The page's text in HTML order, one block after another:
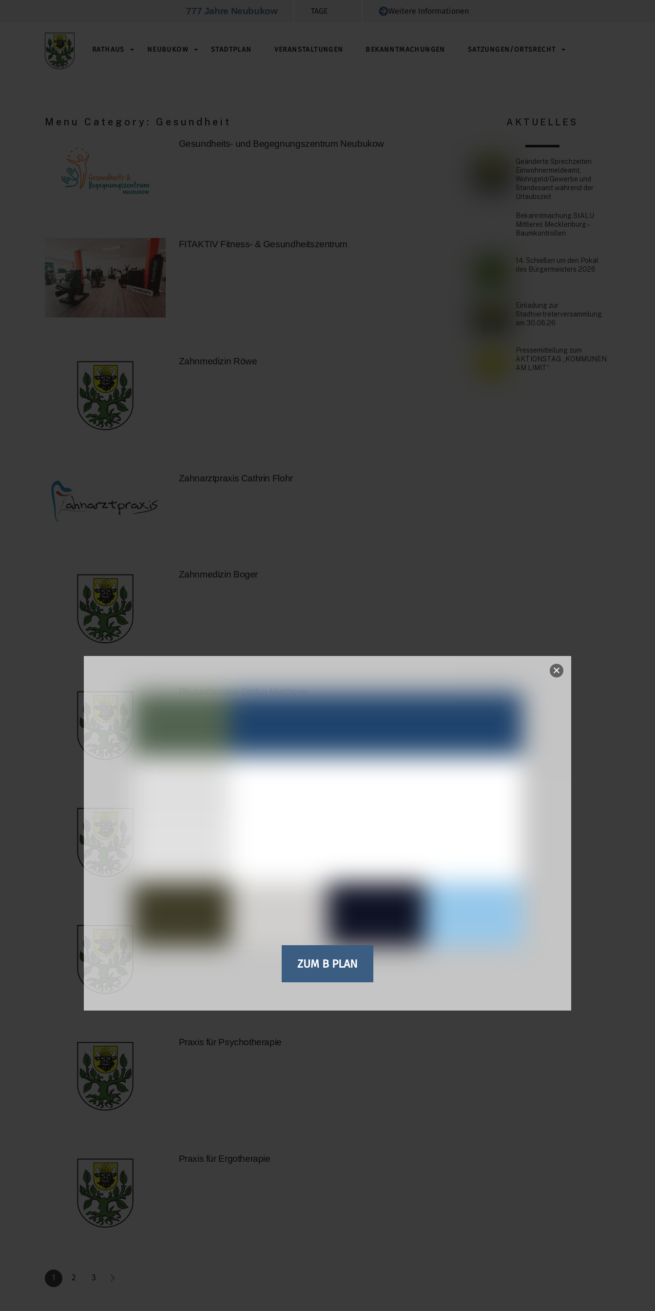
ZUM B PLAN
777 Jahre Neubukow TAGE Weitere Informationen
RATHAUS NEUBUKOW STADTPLAN VERANSTALTUNGEN BEKANNTMACHUNGEN SATZUNGEN/ORTSRECHT
Menu Category: Gesundheit
Gesundheits- und Begegnungszentrum Neubukow
FITAKTIV Fitness- & Gesundheitszentrum
Zahnmedizin Röwe
Zahnarztpraxis Cathrin Flohr
Zahnmedizin Boger
Physiotherapie Stefan Matthews
Praxis für Psychotherapie
Praxis für Ergotherapie
1 2 3
AKTUELLES
Geänderte Sprechzeiten
Einwohnermeldeamt,
Wohngeld/Gewerbe und
Standesamt während der
Urlaubszeit
Bekanntmachung StALU
Mittleres Mecklenburg –
Baumkontrollen
14. Schießen um den Pokal
des Bürgermeisters 2026
Einladung zur
Stadtvertreterversammlung
am 30.06.26
Pressemitteilung zum
AKTIONSTAG „KOMMUNEN
AM LIMIT“